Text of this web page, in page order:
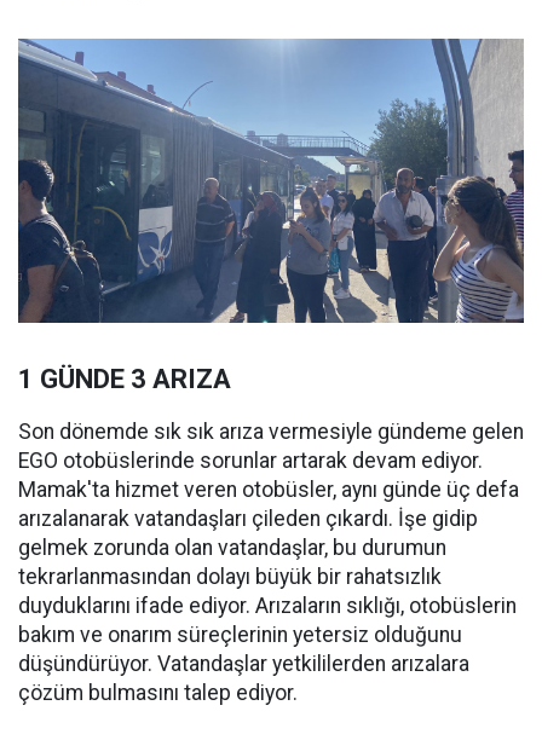
1 GÜNDE 3 ARIZA
Son dönemde sık sık arıza vermesiyle gündeme gelen
EGO otobüslerinde sorunlar artarak devam ediyor.
Mamak'ta hizmet veren otobüsler, aynı günde üç defa
arızalanarak vatandaşları çileden çıkardı. İşe gidip
gelmek zorunda olan vatandaşlar, bu durumun
tekrarlanmasından dolayı büyük bir rahatsızlık
duyduklarını ifade ediyor. Arızaların sıklığı, otobüslerin
bakım ve onarım süreçlerinin yetersiz olduğunu
düşündürüyor. Vatandaşlar yetkililerden arızalara
çözüm bulmasını talep ediyor.